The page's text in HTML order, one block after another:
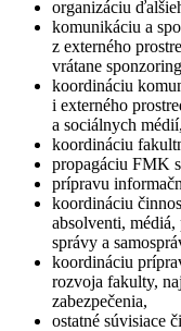
organizáciu
komunikáciu a
z externého
vrátane
koordináciu
i externého
a sociálnych médií,
koordináciu
propagáciu FMK
prípravu
koordináciu
absolventi,
správy a
koordináciu
rozvoja fakulty,
zabezpečenia,
ostatné súvisiace